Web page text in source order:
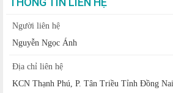
Người liên hệ
Nguyễn Ngọc Ánh
Địa chỉ liên hệ
KCN Thạnh Phú, P. Tân Triều Tỉnh Đồng Nai